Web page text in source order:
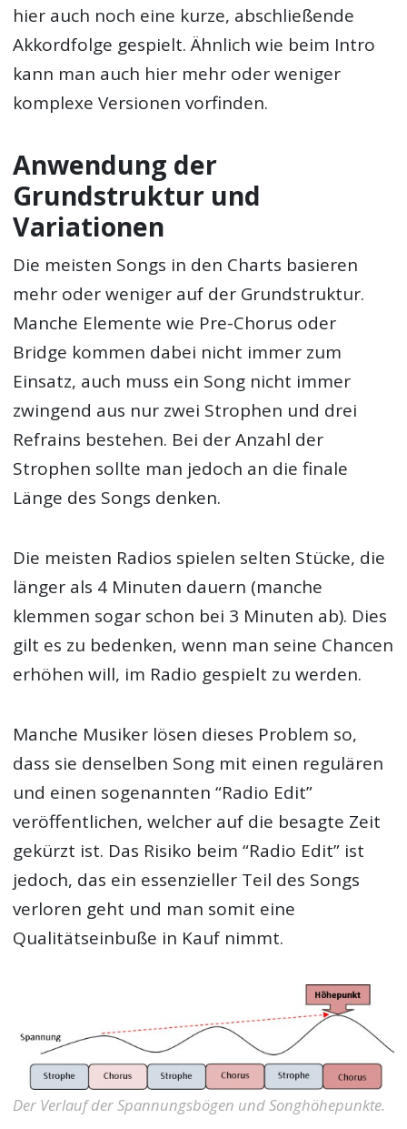
hier auch noch eine kurze, abschließende
Akkordfolge gespielt. Ähnlich wie beim Intro
kann man auch hier mehr oder weniger
komplexe Versionen vorfinden.
Anwendung der
Grundstruktur und
Variationen
Die meisten Songs in den Charts basieren
mehr oder weniger auf der Grundstruktur.
Manche Elemente wie Pre-Chorus oder
Bridge kommen dabei nicht immer zum
Einsatz, auch muss ein Song nicht immer
zwingend aus nur zwei Strophen und drei
Refrains bestehen. Bei der Anzahl der
Strophen sollte man jedoch an die finale
Länge des Songs denken.
Die meisten Radios spielen selten Stücke, die
länger als 4 Minuten dauern (manche
klemmen sogar schon bei 3 Minuten ab). Dies
gilt es zu bedenken, wenn man seine Chancen
erhöhen will, im Radio gespielt zu werden.
Manche Musiker lösen dieses Problem so,
dass sie denselben Song mit einen regulären
und einen sogenannten “Radio Edit”
veröffentlichen, welcher auf die besagte Zeit
gekürzt ist. Das Risiko beim “Radio Edit” ist
jedoch, das ein essenzieller Teil des Songs
verloren geht und man somit eine
Qualitätseinbuße in Kauf nimmt.
Der Verlauf der Spannungsbögen und Songhöhepunkte.